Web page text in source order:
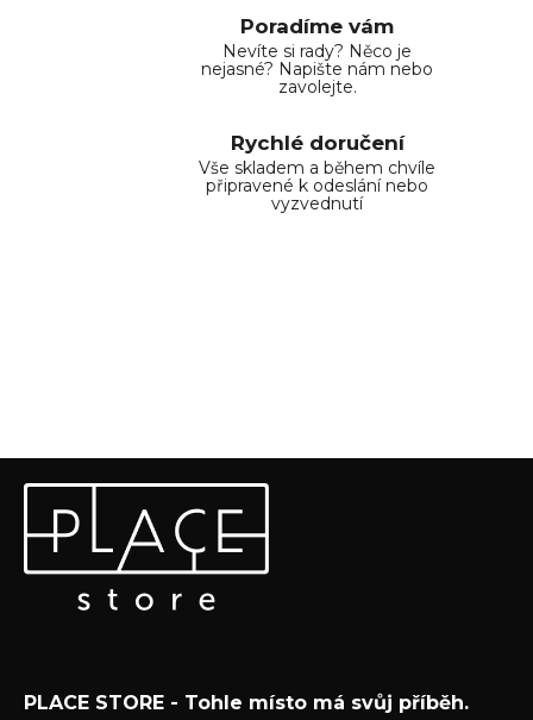
Poradíme vám
Nevíte si rady? Něco je
nejasné? Napište nám nebo
zavolejte.
Rychlé doručení
Vše skladem a během chvíle
připravené k odeslání nebo
vyzvednutí
Odebírat newsletter
Vložte svůj e-mail a my vám budeme zasílat informace o
nových produktech na našem e-shopu.
ochrany osobních údajů
PLACE STORE - Tohle místo má svůj příběh.